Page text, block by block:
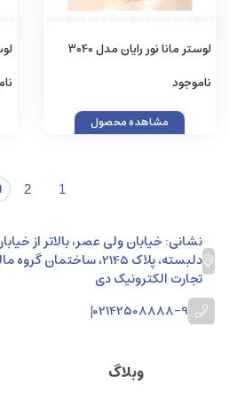
لوستر مانا نور رایان مدل 3040
ناموجود
مشاهده محصول
1
2
نشانی: خیابان ولی عصر، بالاتر از
دلبسته، پلاک 2145،
تجارت الکترونیک دی
02142508888-9
|
وبلاگ